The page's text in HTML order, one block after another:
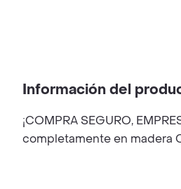
Información del
¡COMPRA SEGURO,
completamente en madera